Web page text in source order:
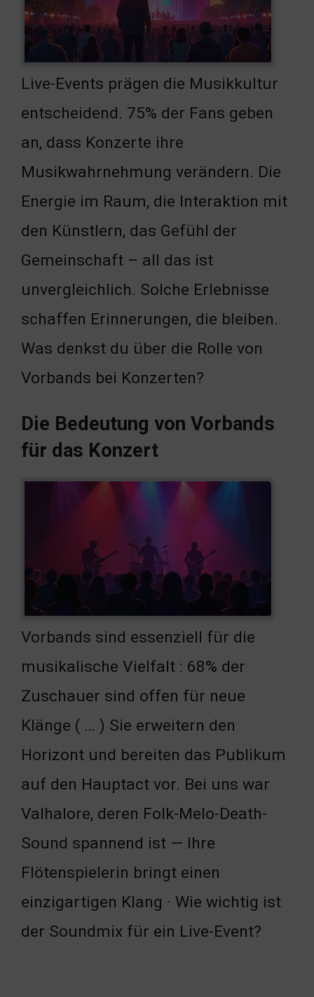
Live-Events prägen die Musikkultur
entscheidend. 75% der Fans geben
an, dass Konzerte ihre
Musikwahrnehmung verändern. Die
Energie im Raum, die Interaktion mit
den Künstlern, das Gefühl der
Gemeinschaft – all das ist
unvergleichlich. Solche Erlebnisse
schaffen Erinnerungen, die bleiben.
Was denkst du über die Rolle von
Vorbands bei Konzerten?
Die Bedeutung von Vorbands
für das Konzert
Vorbands sind essenziell für die
musikalische Vielfalt : 68% der
Zuschauer sind offen für neue
Klänge ( … ) Sie erweitern den
Horizont und bereiten das Publikum
auf den Hauptact vor. Bei uns war
Valhalore, deren Folk-Melo-Death-
Sound spannend ist — Ihre
Flötenspielerin bringt einen
einzigartigen Klang · Wie wichtig ist
der Soundmix für ein Live-Event?